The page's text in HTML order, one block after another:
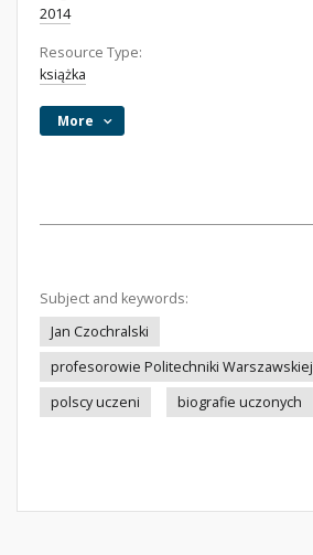
2014
Resource Type:
książka
More
Subject and keywords:
Jan Czochralski
profesorowie Politechniki Warszawskiej
polscy uczeni
biografie uczonych